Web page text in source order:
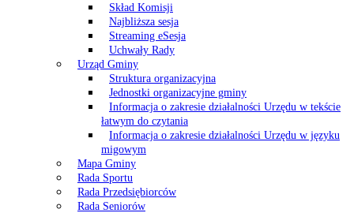
Skład Komisji
Najbliższa sesja
Streaming eSesja
Uchwały Rady
Urząd Gminy
Struktura organizacyjna
Jednostki organizacyjne gminy
Informacja o zakresie działalności Urzędu w tekście
łatwym do czytania
Informacja o zakresie działalności Urzędu w języku
migowym
Mapa Gminy
Rada Sportu
Rada Przedsiębiorców
Rada Seniorów